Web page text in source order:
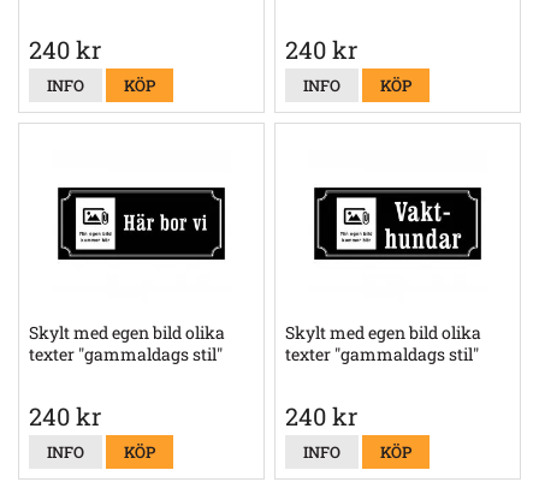
240 kr
INFO KÖP
240 kr
INFO KÖP
Skylt med egen bild olika
texter "gammaldags stil"
240 kr
INFO KÖP
Skylt med egen bild olika
texter "gammaldags stil"
240 kr
INFO KÖP